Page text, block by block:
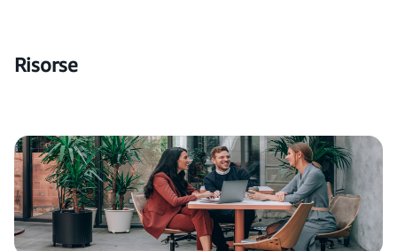
Risorse